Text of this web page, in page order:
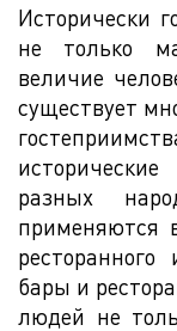
Исторически
не только
величие
существует
разных
применяются
бары и
людей не